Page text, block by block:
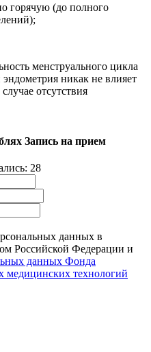
горячую (до полного
менструального цикла
никак не влияет
отсутствия
Запись на прием
28
данных в
Российской Федерации и
данных Фонда
медицинских технологий